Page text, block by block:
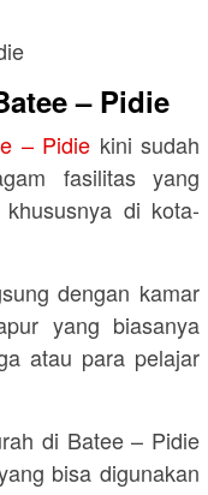
– Pidie
– Pidie kini sudah
fasilitas yang
di kota-
dengan kamar
yang biasanya
atau para pelajar
di Batee – Pidie
bisa digunakan